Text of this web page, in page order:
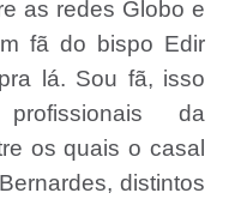
as redes Globo e
fã do bispo Edir
lá. Sou fã, isso
da
os quais o casal
distintos